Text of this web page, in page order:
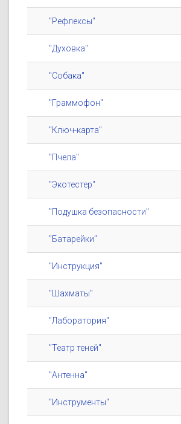
"Рефлексы"
"Духовка"
"Собака"
"Граммофон"
"Ключ-карта"
"Пчела"
"Экотестер"
"Подушка безопасности"
"Батарейки"
"Инструкция"
"Шахматы"
"Лаборатория"
"Театр теней"
"Антенна"
"Инструменты"